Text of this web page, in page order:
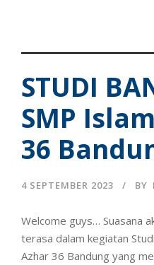
STUDI
SMP
36
4 SEPTEMBER 2023 BY
Welcome guys… Suasana
terasa dalam kegiatan
Azhar 36 Bandung yang